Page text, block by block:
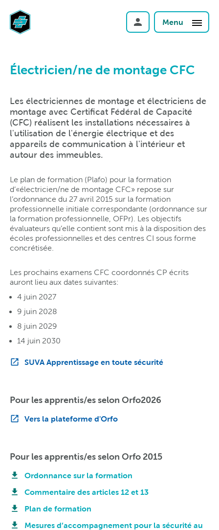
Menu
Électricien/ne de montage CFC
Les électriciennes de montage et électriciens de
montage avec Certificat Fédéral de Capacité
(CFC) réalisent les installations nécessaires à
l'utilisation de l'énergie électrique et des
appareils de communication à l'intérieur et
autour des immeubles.
Le plan de formation (Plafo) pour la formation
d’«électricien/ne de montage CFC» repose sur
l’ordonnance du 27 avril 2015 sur la formation
professionnelle initiale correspondante (ordonnance sur
la formation professionnelle, OFPr). Les objectifs
évaluateurs qu’elle contient sont mis à la disposition des
écoles professionnelles et des centres CI sous forme
concrétisée.
Les prochains examens CFC coordonnés CP écrits
auront lieu aux dates suivantes:
4 juin 2027
9 juin 2028
8 juin 2029
14 juin 2030
SUVA Apprentissage en toute sécurité
Pour les apprentis/es selon Orfo2026
Vers la plateforme d'Orfo
Pour les apprentis/es selon Orfo 2015
Ordonnance sur la formation
Commentaire des articles 12 et 13
Plan de formation
Mesures d’accompagnement pour la sécurité au